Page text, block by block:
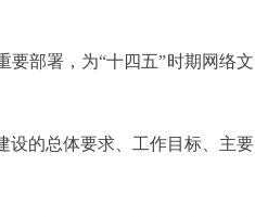
要部署，为“十四五”时期网络文
设的总体要求、工作目标、主要